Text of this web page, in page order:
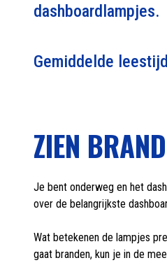
dashboardlampjes.
Gemiddelde
ZIEN
Je bent onderweg en het
over de belangrijkste
Wat betekenen de lampjes
gaat branden, kun je in de